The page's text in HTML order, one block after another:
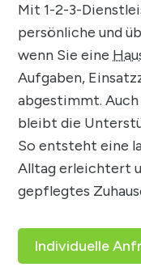
Mit 1-2-3-
persönliche und
wenn Sie eine
Aufgaben,
abgestimmt.
bleibt die
So entsteht eine
Alltag erleichtert
gepflegtes
Individuelle